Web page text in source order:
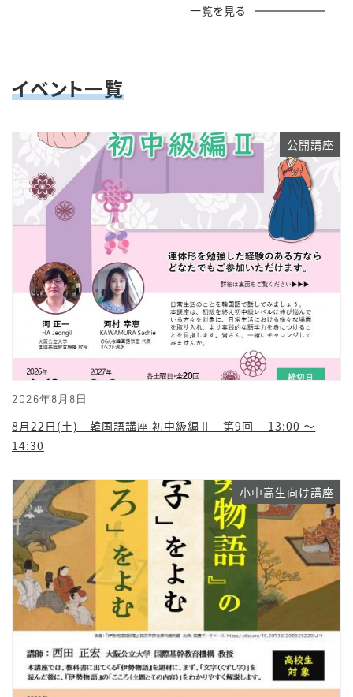
一覧を見る
イベント一覧
2026年8月8日
公開講座
8月22日(土) 韓国語講座 初中級編Ⅱ 第9回 13:00 ～
14:30
小中高生向け講座